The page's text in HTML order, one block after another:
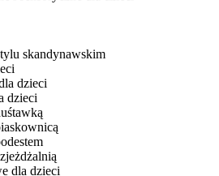
skandynawskim
dzieci
dzieci
dla dzieci